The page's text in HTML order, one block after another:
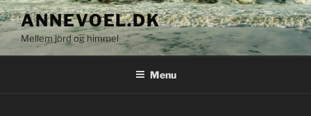
Videre
til
indhold
ANNEVOEL.DK
Mellem jord og himmel
Menu